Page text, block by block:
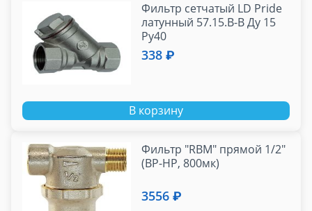
Фильтр сетчатый LD Pride
латунный 57.15.В-В Ду 15
Ру40
338 ₽
В корзину
Фильтр "RBM" прямой 1/2"
(ВР-НР, 800мк)
3556 ₽